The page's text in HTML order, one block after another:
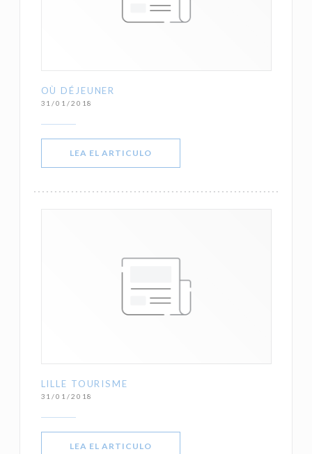
OÙ DÉJEUNER
31/01/2018
LEA EL ARTICULO((ABRE EN UNA NUEVA VENTANA))
LILLE TOURISME
31/01/2018
LEA EL ARTICULO((ABRE EN UNA NUEVA VENTANA))